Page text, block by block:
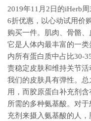
2019年11月2日的iHerb
6折优惠，以心动试用价
购买一件。肌肉、骨骼
它是人体内最丰富的一
内所有蛋白质中占比30-
责稳定皮肤和维持关节
我们的皮肤具有弹性。
用，而胶原蛋白补充剂
所需的多种氨基酸。对
充剂来摄入氨基酸的人